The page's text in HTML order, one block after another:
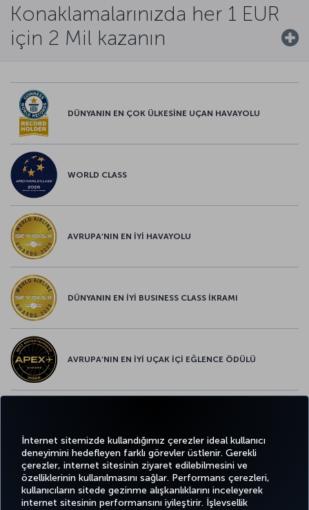
İnternet sitemizde kullandığımız çerezler ideal kullanıcı
deneyimini hedefleyen farklı görevler üstlenir. Gerekli
çerezler, internet sitesinin ziyaret edilebilmesini ve
özelliklerinin kullanılmasını sağlar. Performans çerezleri,
kullanıcıların sitede gezinme alışkanlıklarını inceleyerek
internet sitesinin performansını iyileştirir. İşlevsellik
Konaklamalarınızda her 1 EUR
için 2 Mil kazanın
DÜNYANIN EN ÇOK ÜLKESİNE UÇAN HAVAYOLU
WORLD CLASS
AVRUPA’NIN EN İYİ HAVAYOLU
DÜNYANIN EN İYİ BUSINESS CLASS İKRAMI
AVRUPA’NIN EN İYİ UÇAK İÇİ EĞLENCE ÖDÜLÜ
TwitterFacebook
Instagram
YoutubeLinkedIn
TiktokBlogPinterest